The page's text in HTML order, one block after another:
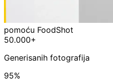
pomoću FoodShot
50.000+
Generisanih fotografija
95%